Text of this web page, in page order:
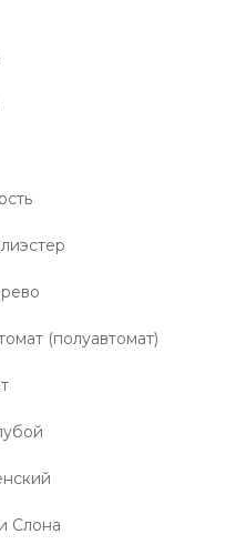
(полуавтомат)
Слона